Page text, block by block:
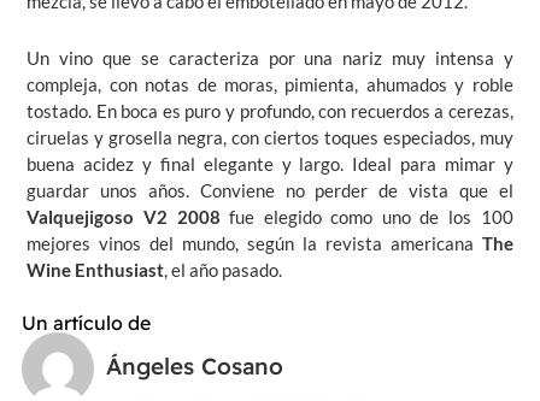
Un vino que se caracteriza por una nariz muy intensa y
compleja, con notas de moras, pimienta, ahumados y roble
tostado. En boca es puro y profundo, con recuerdos a cerezas,
ciruelas y grosella negra, con ciertos toques especiados, muy
buena acidez y final elegante y largo. Ideal para mimar y
guardar unos años. Conviene no perder de vista que el
Valquejigoso V2 2008 fue elegido como uno de los 100
mejores vinos del mundo, según la revista americana The
Wine Enthusiast,el año pasado.
Un artículo de
Ángeles Cosano